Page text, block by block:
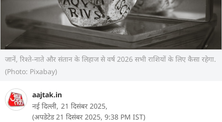
जानें, रिश्ते-नाते और संतान के लिहाज से वर्ष 2026 सभी राशियों के लिए कैसा रहेगा.
(Photo: Pixabay)
aajtak.in
नई दिल्ली, 21 दिसंबर 2025,
(अपडेटेड 21 दिसंबर 2025, 9:38 PM IST)